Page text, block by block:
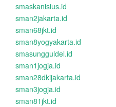
smaskanisius.id
sman2jakarta.id
sman68jkt.id
sman8yogyakarta.id
smasungguldel.id
sman1jogja.id
sman28dkijakarta.id
sman3jogja.id
sman81jkt.id